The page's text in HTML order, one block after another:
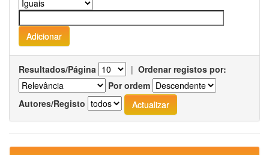
Resultados/Página | Ordenar registos por:
Por ordem
Autores/Registo